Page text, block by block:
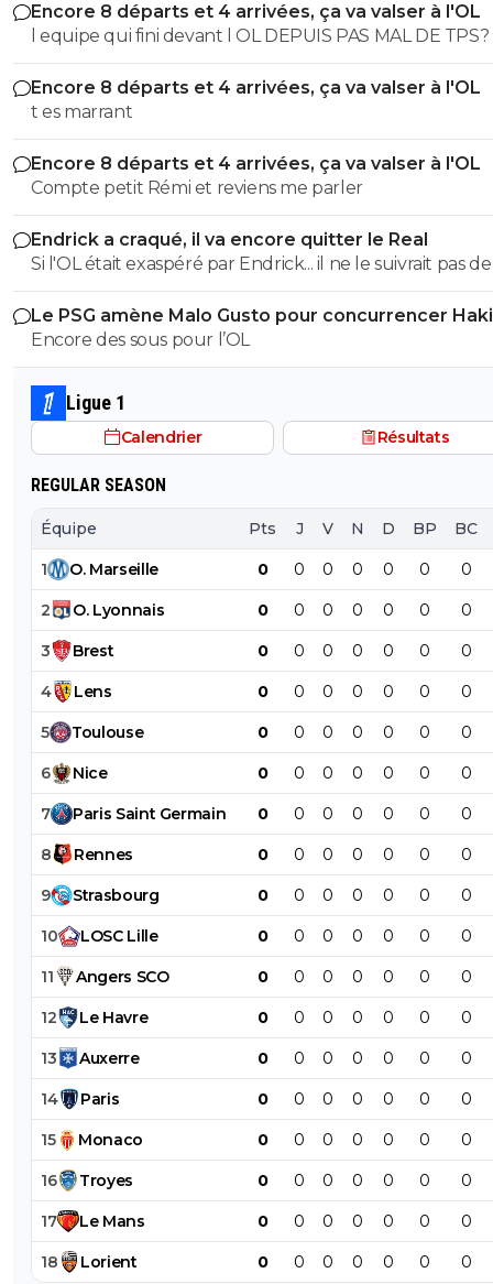
Encore 8 départs et 4 arrivées, ça va valser à l'OL
l equipe qui fini devant l OL DEPUIS PAS MAL DE TPS? lol. t
es tro malin toi
Encore 8 départs et 4 arrivées, ça va valser à l'OL
t es marrant
Encore 8 départs et 4 arrivées, ça va valser à l'OL
Compte petit Rémi et reviens me parler
Endrick a craqué, il va encore quitter le Real
Si l'OL était exaspéré par Endrick... il ne le suivrait pas
près. Bref... Quand l'équipe sera complète... ce sera beaucoup
mieux.
Le PSG amène Malo Gusto pour concurrencer
Encore des sous pour l’OL
Ligue 1
Calendrier Résultats
REGULAR SEASON
Équipe Pts J V N D BP BC
1 O. Marseille 0 0 0 0 0 0 0
2 O. Lyonnais 0 0 0 0 0 0 0
3 Brest 0 0 0 0 0 0 0
4 Lens 0 0 0 0 0 0 0
5 Toulouse 0 0 0 0 0 0 0
6 Nice 0 0 0 0 0 0 0
7 Paris Saint Germain 0 0 0 0 0 0 0
8 Rennes 0 0 0 0 0 0 0
9 Strasbourg 0 0 0 0 0 0 0
10 LOSC Lille 0 0 0 0 0 0 0
11 Angers SCO 0 0 0 0 0 0 0
12 Le Havre 0 0 0 0 0 0 0
13 Auxerre 0 0 0 0 0 0 0
14 Paris 0 0 0 0 0 0 0
15 Monaco 0 0 0 0 0 0 0
16 Troyes 0 0 0 0 0 0 0
17 Le Mans 0 0 0 0 0 0 0
18 Lorient 0 0 0 0 0 0 0